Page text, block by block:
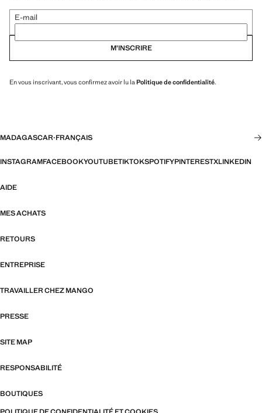
E-mail
M’INSCRIRE
En vous inscrivant, vous confirmez avoir lu la Politique de confidentialité.
MADAGASCAR·FRANÇAIS
INSTAGRAMFACEBOOKYOUTUBETIKTOKSPOTIFYPINTERESTXLINKEDIN
AIDE
MES ACHATS
RETOURS
ENTREPRISE
TRAVAILLER CHEZ MANGO
PRESSE
SITE MAP
RESPONSABILITÉ
BOUTIQUES